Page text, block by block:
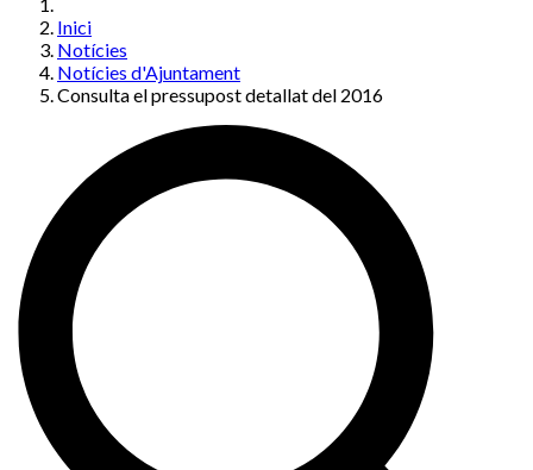
Inici
Notícies
Notícies d'Ajuntament
Consulta el pressupost detallat del 2016